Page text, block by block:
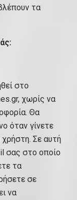
τα
στο
χωρίς να
Θα
όταν γίνετε
Σε αυτή
σας στο οποίο
τα
σε
να